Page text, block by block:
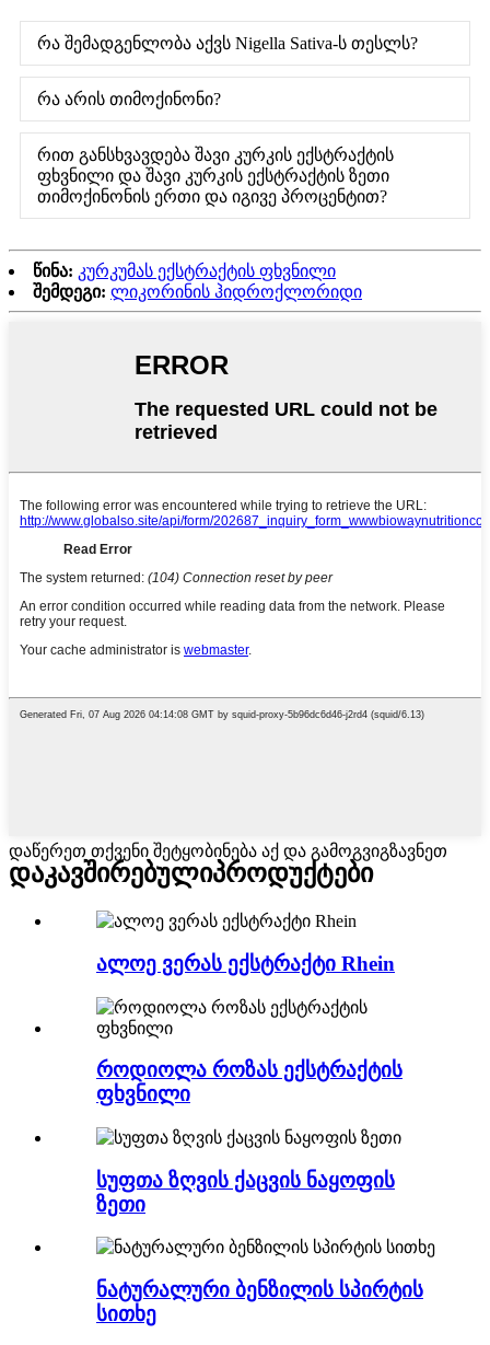
რა შემადგენლობა აქვს Nigella Sativa-ს თესლს?
რა არის თიმოქინონი?
რით განსხვავდება შავი კურკის ექსტრაქტის
ფხვნილი და შავი კურკის ექსტრაქტის ზეთი
თიმოქინონის ერთი და იგივე პროცენტით?
წინა: კურკუმას ექსტრაქტის ფხვნილი
შემდეგი: ლიკორინის ჰიდროქლორიდი
დაწერეთ თქვენი შეტყობინება აქ და გამოგვიგზავნეთ
დაკავშირებულიპროდუქტები
ალოე ვერას ექსტრაქტი Rhein
როდიოლა როზას ექსტრაქტის
ფხვნილი
სუფთა ზღვის ქაცვის ნაყოფის
ზეთი
ნატურალური ბენზილის სპირტის
სითხე